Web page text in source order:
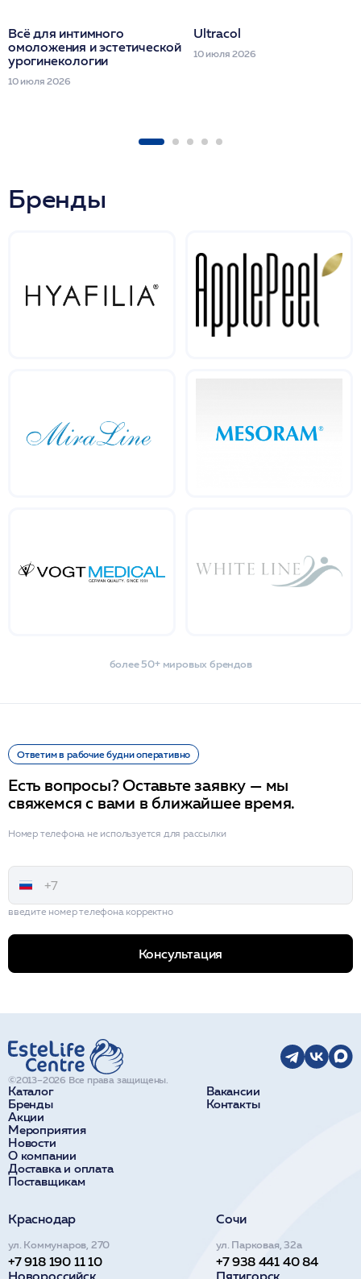
Всё для интимного
омоложения и эстетической
урогинекологии
10 июля 2026
Ultracol
10 июля 2026
Бренды
более 50+ мировых брендов
Ответим в рабочие будни оперативно
Есть вопросы? Оставьте заявку — мы
свяжемся с вами в ближайшее время.
Номер телефона не используется для рассылки
введите номер телефона корректно
Консультация
Каталог
Бренды
Акции
Мероприятия
Новости
О компании
Доставка и оплата
Поставщикам
Вакансии
Контакты
©2013–2026 Все права защищены.
Краснодар
ул. Коммунаров, 270
+7 918 190 11 10
Сочи
ул. Парковая, 32а
+7 938 441 40 84
Новороссийск
Пятигорск